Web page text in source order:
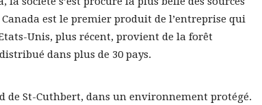
est le premier produit de l’entreprise qui
Unis, plus récent, provient de la forêt
dans plus de 30 pays.
de St-Cuthbert, dans un environnement protégé.